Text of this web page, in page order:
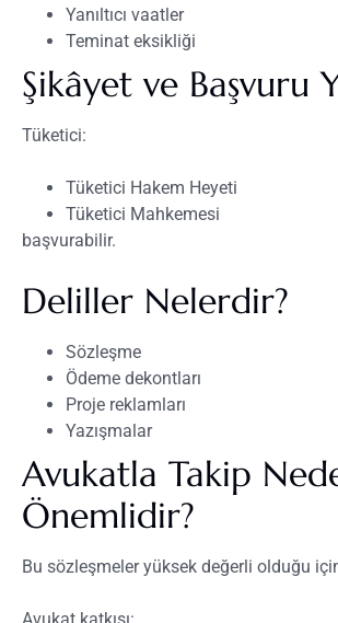
Yanıltıcı vaatler
Teminat eksikliği
Şikâyet ve Başvuru
Tüketici:
Tüketici Hakem Heyeti
Tüketici Mahkemesi
başvurabilir.
Deliller Nelerdir?
Sözleşme
Ödeme dekontları
Proje reklamları
Yazışmalar
Avukatla Takip
Önemlidir?
Bu sözleşmeler yüksek değerli olduğu